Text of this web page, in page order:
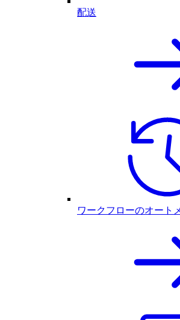
配送
ワークフローのオート